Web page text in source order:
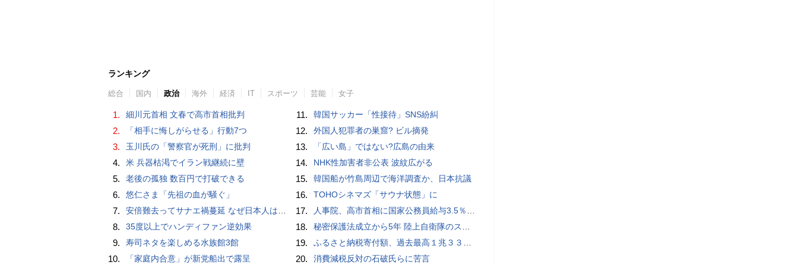
ランキング
総合 国内 政治 海外 経済 IT スポーツ 芸能 女子
1. 細川元首相 文春で高市首相批判
2. 「相手に悔しがらせる」行動7つ
3. 玉川氏の「警察官が死刑」に批判
4. 米 兵器枯渇でイラン戦継続に壁
5. 老後の孤独 数百円で打破できる
6. 悠仁さま「先祖の血が騒ぐ」
7. 安倍難去ってサナエ禍蔓延 なぜ日本人は妙ちくりんな女に騙されてしまったのか（適菜収）
8. 35度以上でハンディファン逆効果
9. 寿司ネタを楽しめる水族館3館
10. 「家庭内合意」が新党船出で露呈
11. 韓国サッカー「性接待」SNS紛糾
12. 外国人犯罪者の巣窟? ビル摘発
13. 「広い島」ではない?広島の由来
14. NHK性加害者非公表 波紋広がる
15. 韓国船が竹島周辺で海洋調査か、日本抗議
16. TOHOシネマズ「サウナ状態」に
17. 人事院、高市首相に国家公務員給与3.5％超の大幅ベースアップを勧告
18. 秘密保護法成立から5年 陸上自衛隊のスパイ組織「別班」暴いたベテラン記者が警鐘 - BLOGOS編集部
19. ふるさと納税寄付額、過去最高１兆３３１４億円…住民税控除額最大は横浜市の３７３億円
20. 消費減税反対の石破氏らに苦言